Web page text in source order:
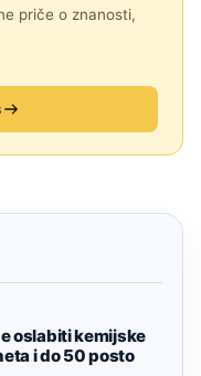
priče o znanosti,
oslabiti kemijske
i do 50 posto